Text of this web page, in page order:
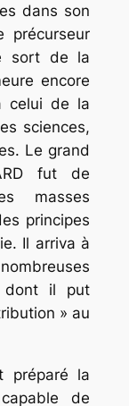
dans son
précurseur
sort de la
encore
celui de la
sciences,
Le grand
fut de
masses
principes
Il arriva à
dont il put
» au
préparé la
de